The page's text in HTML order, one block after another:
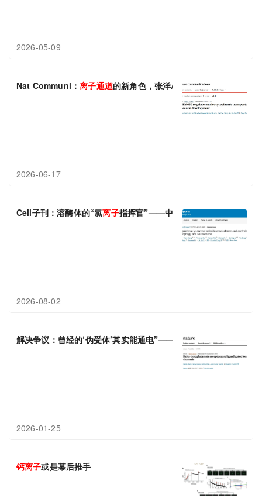
2026-05-09
Nat Communi：离子通道的新角色，张洋/曹彬发现TMEM63B作
2026-06-17
Cell子刊：溶酶体的“氯离子指挥官”——中国科学技术大学仓春蕾
2026-08-02
解决争议：曾经的‘伪受体’其实能通电”—— δ型谷氨酸受体具备配
2026-01-25
钙离子或是幕后推手